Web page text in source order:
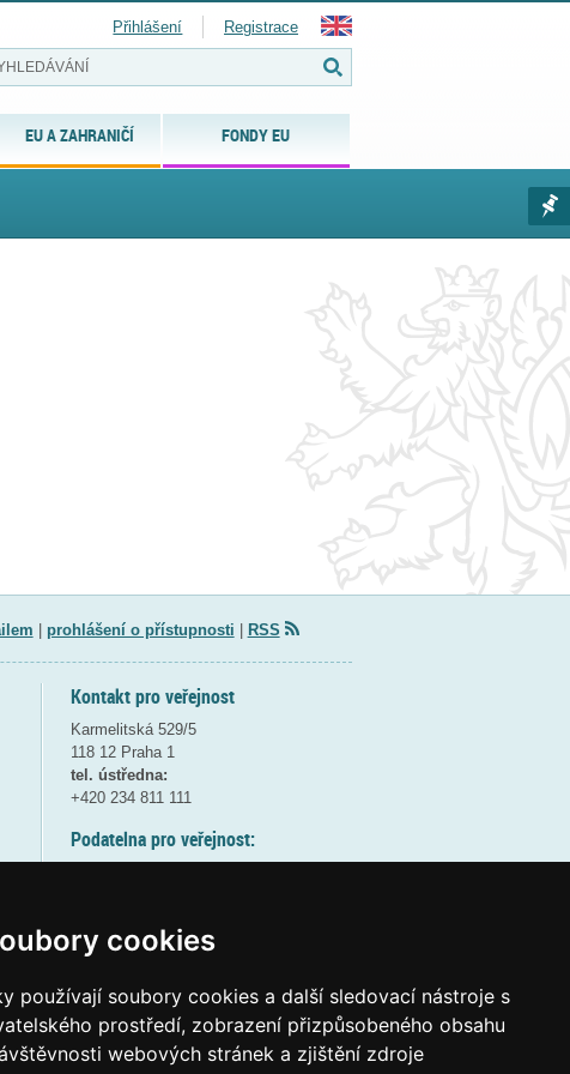
cookies
používají soubory cookies a další sledovací nástroje s
prostředí, zobrazení přizpůsobeného obsahu
webových stránek a zjištění zdroje
EU A ZAHRANIČÍ FONDY EU
Přihlášení Registrace
prohlášení o přístupnosti RSS
Kontakt pro veřejnost
Karmelitská 529/5
118 12 Praha 1
tel. ústředna:
+420 234 811 111
Podatelna pro veřejnost:
(více informací
Elektronická podatelna:
posta@msmtgov cz